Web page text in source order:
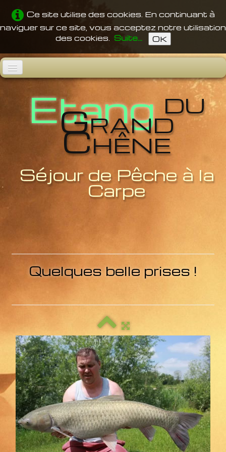
Ce site utilise des cookies. En continuant à
naviguer sur ce site, vous acceptez notre utilisation
des cookies. Suite... OK
L'Etang
Pêche
Confort
Tarifs
Etang du
Grand
Chêne
Séjour de Pêche à la
Carpe
Quelques belle prises !